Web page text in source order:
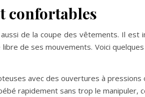
confortables
de la coupe des vêtements. Il est
de ses mouvements. Voici
avec des ouvertures à pressions
rapidement sans trop le manipuler,